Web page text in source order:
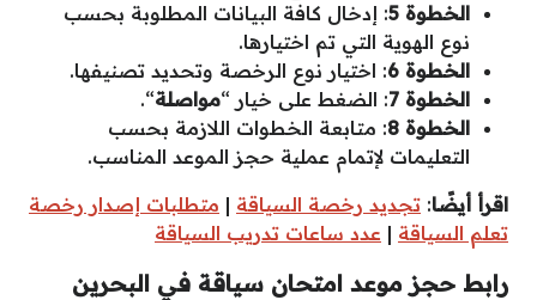
الخطوة 5
: إدخال كافة البيانات المطلوبة بحسب
نوع الهوية التي تم اختيارها.
الخطوة 6
: اختيار نوع الرخصة وتحديد تصنيفها.
الخطوة 7
: الضغط على خيار “مواصلة“.
الخطوة 8
: متابعة الخطوات اللازمة بحسب
التعليمات لإتمام عملية حجز الموعد المناسب.
اقرأ أيضًا: تجديد رخصة السياقة | متطلبات إصدار رخصة
تعلم السياقة | عدد ساعات تدريب السياقة
رابط حجز موعد امتحان سياقة في البحرين